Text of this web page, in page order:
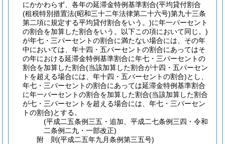
にかかわらず、各年の延滞金特例基準割合(平均貸付割合
(租税特別措置法(昭和三十二年法律第二十六号)第九十三条
第二項に規定する平均貸付割合をいう。)に年一パーセント
の割合を加算した割合をいう。以下この項において同じ。)
が年七・三パーセントの割合に満たない場合には、その年
中においては、年十四・五パーセントの割合にあってはそ
の年における延滞金特例基準割合に年七・三パーセントの
割合を加算した割合(当該加算した割合が十四・五パーセン
トを超える場合には、年十四・五パーセントの割合)とし、
年七・三パーセントの割合にあっては延滞金特例基準割合
に年一パーセントの割合を加算した割合(当該加算した割合
が七・三パーセントを超える場合には、年七・三パーセン
トの割合)とする。
(平成二五条例三五・追加、平成二七条例三四・令和
二条例二九・一部改正)
附 則(平成二五年九月条例第三五号)